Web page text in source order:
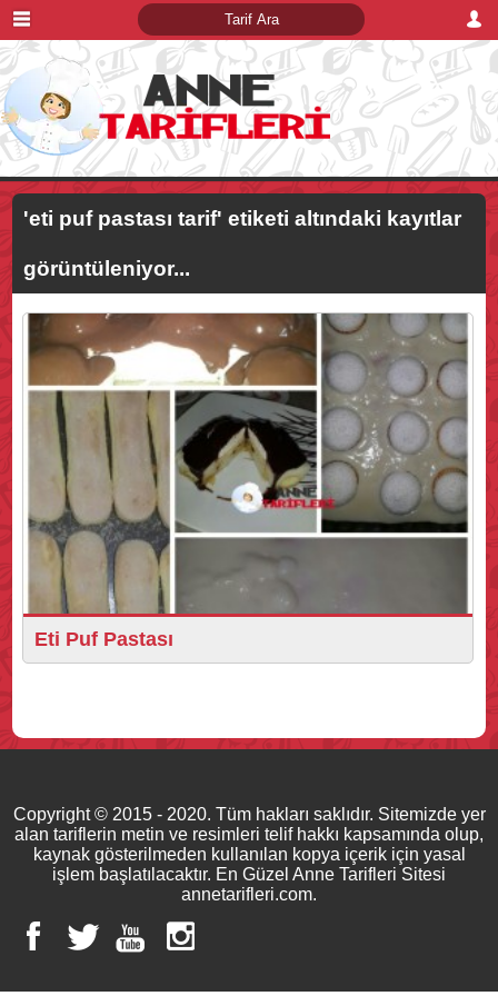
'eti puf pastası tarif' etiketi altındaki kayıtlar
görüntüleniyor...
Eti Puf Pastası
Copyright © 2015 - 2020. Tüm hakları saklıdır. Sitemizde yer
alan tariflerin metin ve resimleri telif hakkı kapsamında olup,
kaynak gösterilmeden kullanılan kopya içerik için yasal
işlem başlatılacaktır. En Güzel Anne Tarifleri Sitesi
annetarifleri.com.